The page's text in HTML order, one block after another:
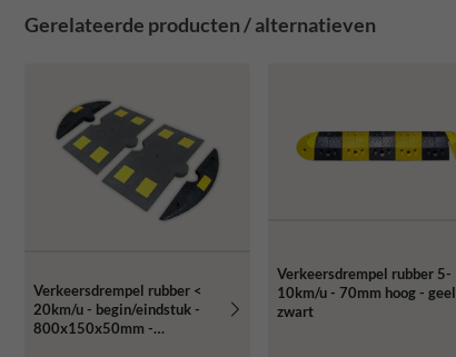
Gerelateerde producten / alternatieven
Verkeersdrempel rubber <
20km/u - begin/eindstuk -
800x150x50mm -
Verkeersdrempel rubber 5-
10km/u - 70mm hoog - geel
zwart